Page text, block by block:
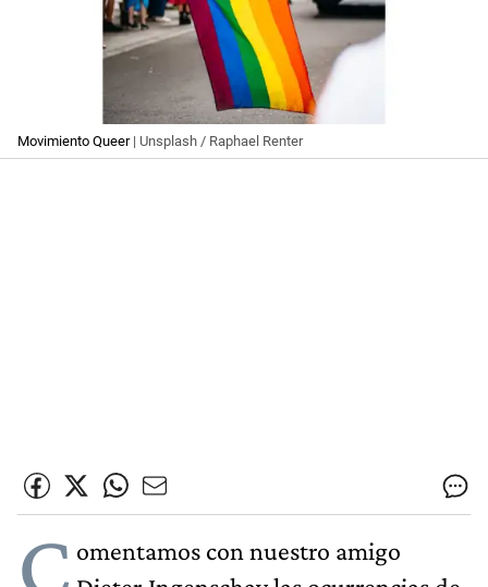
Movimiento Queer| Unsplash / Raphael Renter
C omentamos con nuestro amigo